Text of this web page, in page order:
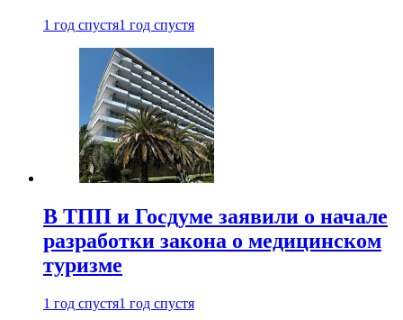
1 год спустя1 год спустя
В ТПП и Госдуме заявили о начале
разработки закона о медицинском
туризме
1 год спустя1 год спустя